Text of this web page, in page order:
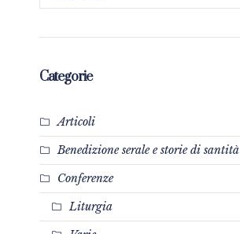
Categorie
Articoli
Benedizione serale e storie di santità
Conferenze
Liturgia